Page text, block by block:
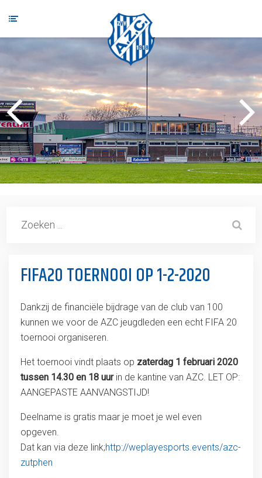
FIFA20 TOERNOOI OP 1-2-2020
Dankzij de financiële bijdrage van de club van 100
kunnen we voor de AZC jeugdleden een echt FIFA 20
toernooi organiseren.
Het toernooi vindt plaats op zaterdag 1 februari 2020
tussen 14.30 en 18 uurin de kantine van AZC. LET OP:
AANGEPASTE AANVANGSTIJD!
Deelname is gratis maar je moet je wel even
opgeven.
Dat kan via deze link;http://weplayesports.events/azc-
zutphen